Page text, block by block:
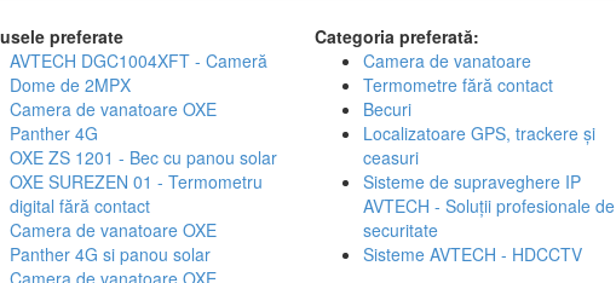
preferate
AVTECH DGC1004XFT - Cameră
Dome de 2MPX
Camera de vanatoare OXE
Panther 4G
OXE ZS 1201 - Bec cu panou solar
OXE SUREZEN 01 - Termometru
digital fără contact
Camera de vanatoare OXE
Panther 4G si panou solar
Categoria preferată:
Camera de vanatoare
Termometre fără contact
Becuri
Localizatoare GPS, trackere și
ceasuri
Sisteme de supraveghere IP
AVTECH - Soluții profesionale de
securitate
Sisteme AVTECH - HDCCTV